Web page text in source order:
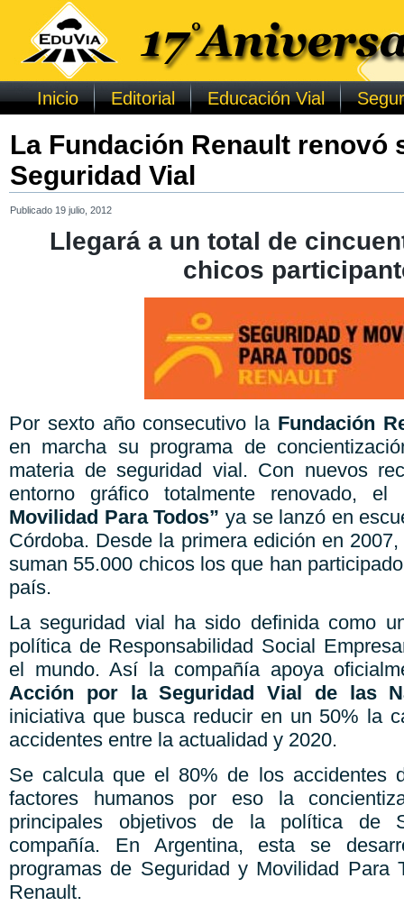
Inicio Editorial Educación Vial
La Fundación Renault renovó
Seguridad Vial
Publicado 19 julio, 2012
Llegará a un total de
chicos
Por sexto año consecutivo la Fundación
en marcha su programa de
materia de seguridad vial. Con nuevos
entorno gráfico totalmente renovado, el
Movilidad Para Todos” ya se lanzó en
Córdoba. Desde la primera edición en
suman 55.000 chicos los que han
país.
La seguridad vial ha sido definida como
política de Responsabilidad Social
el mundo. Así la compañía apoya
Acción por la Seguridad Vial de las
iniciativa que busca reducir en un 50% la
accidentes entre la actualidad y 2020.
Se calcula que el 80% de los accidentes
factores humanos por eso la
principales objetivos de la política de
compañía. En Argentina, esta se
programas de Seguridad y Movilidad Para
Renault.